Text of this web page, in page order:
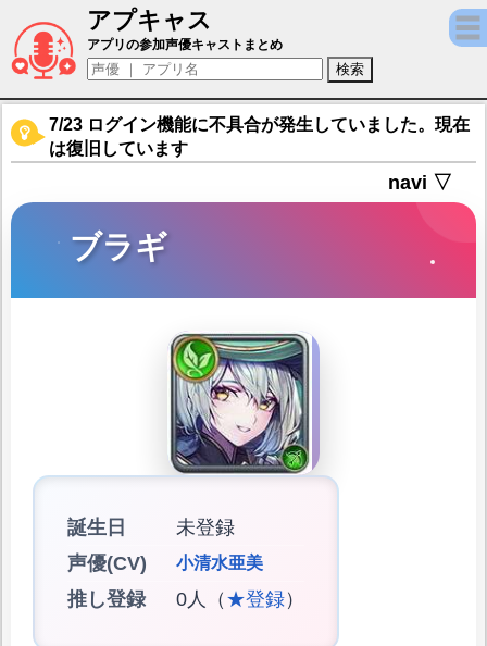
アプキャス
ブラギ（声優：小清水亜美)【ヴァルキリー
アプリの参加声優キャストまとめ
7/23 ログイン機能に不具合が発生していました。現在
は復旧しています
navi ▽
ブラギ
誕生日
未登録
声優(CV)
小清水亜美
推し登録 0人（ ★登録）